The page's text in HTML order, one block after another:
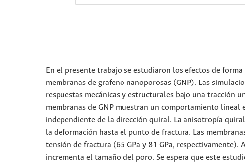
En el presente trabajo se estudiaron los efectos de
membranas de grafeno nanoporosas (GNP). Las
respuestas mecánicas y estructurales bajo una tracción
membranas de GNP muestran un comportamiento
independiente de la dirección quiral. La anisotropía
la deformación hasta el punto de fractura. Las
tensión de fractura (65 GPa y 81 GPa,
incrementa el tamaño del poro. Se espera que este